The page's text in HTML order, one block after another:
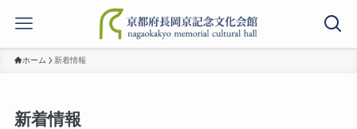
ホーム 新着情報
新着情報